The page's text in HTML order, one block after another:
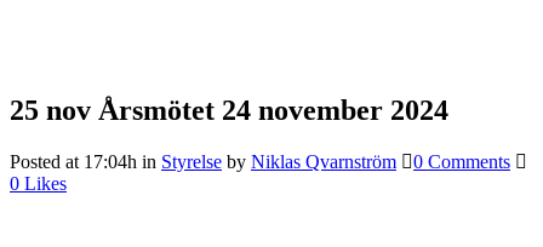
25 nov Årsmötet 24 november 2024
Posted at 17:04h in Styrelse by Niklas Qvarnström
0 Comments
0 Likes